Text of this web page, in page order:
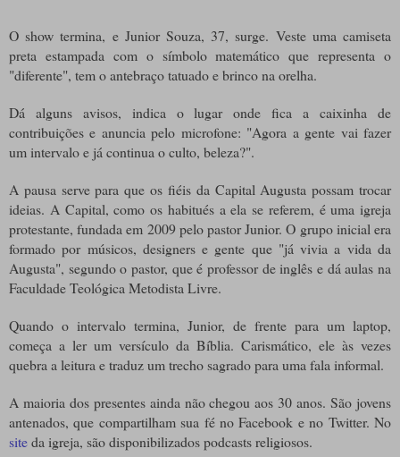
O show termina, e Junior Souza, 37, surge. Veste uma camiseta
preta estampada com o símbolo matemático que representa o
"diferente", tem o antebraço tatuado e brinco na orelha.
Dá alguns avisos, indica o lugar onde fica a caixinha de
contribuições e anuncia pelo microfone: "Agora a gente vai fazer
um intervalo e já continua o culto, beleza?".
A pausa serve para que os fiéis da Capital Augusta possam trocar
ideias. A Capital, como os habitués a ela se referem, é uma igreja
protestante, fundada em 2009 pelo pastor Junior. O grupo inicial era
formado por músicos, designers e gente que "já vivia a vida da
Augusta", segundo o pastor, que é professor de inglês e dá aulas na
Faculdade Teológica Metodista Livre.
Quando o intervalo termina, Junior, de frente para um laptop,
começa a ler um versículo da Bíblia. Carismático, ele às vezes
quebra a leitura e traduz um trecho sagrado para uma fala informal.
A maioria dos presentes ainda não chegou aos 30 anos. São jovens
antenados, que compartilham sua fé no Facebook e no Twitter. No
siteda igreja, são disponibilizados podcasts religiosos.